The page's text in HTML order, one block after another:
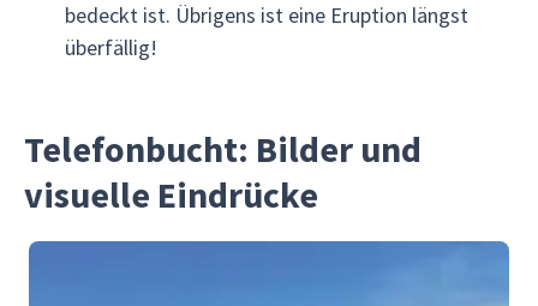
bedeckt ist. Übrigens ist eine Eruption längst
überfällig!
Telefonbucht: Bilder und
visuelle Eindrücke